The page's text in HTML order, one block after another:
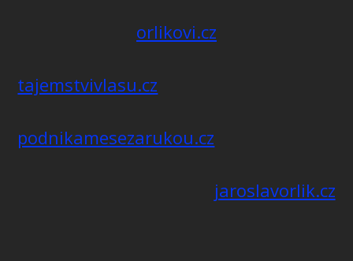
orlikovi.cz
tajemstvivlasu.cz
podnikamesezarukou.cz
jaroslavorlik.cz